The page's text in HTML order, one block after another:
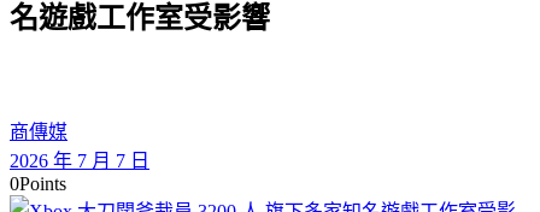
名遊戲工作室受影響
商傳媒
2026 年 7 月 7 日
0Points